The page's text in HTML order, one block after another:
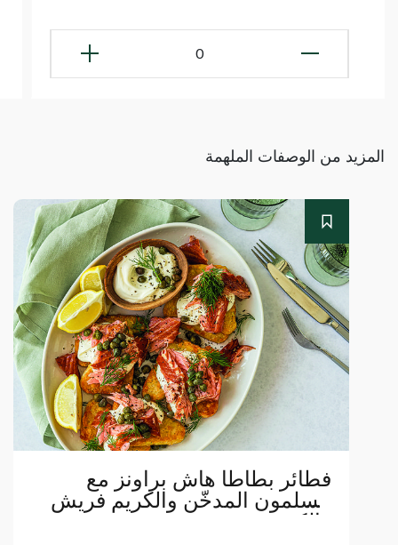
0
المزيد من الوصفات الملهمة
فطائر بطاطا هاش براونز مع
السلمون المدخّن والكريم فريش
والكبر